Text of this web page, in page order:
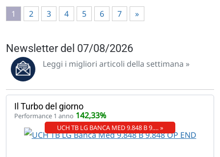
1 2 3 4 5 6 7 »
Newsletter del 07/08/2026
Leggi i migliori articoli della settimana »
Il Turbo del giorno
Performance 1 anno 142,33%
UCH TB LG BANCA MED 9.848 B 9.… »